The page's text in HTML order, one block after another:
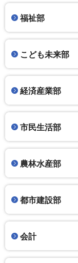
福祉部
こども未来部
経済産業部
市民生活部
農林水産部
都市建設部
会計